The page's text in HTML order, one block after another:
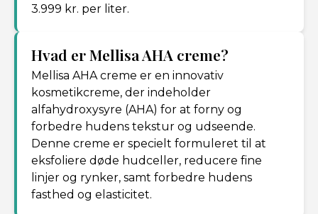
3.999 kr. per liter.
Hvad er Mellisa AHA creme?
Mellisa AHA creme er en innovativ
kosmetikcreme, der indeholder
alfahydroxysyre (AHA) for at forny og
forbedre hudens tekstur og udseende.
Denne creme er specielt formuleret til at
eksfoliere døde hudceller, reducere fine
linjer og rynker, samt forbedre hudens
fasthed og elasticitet.